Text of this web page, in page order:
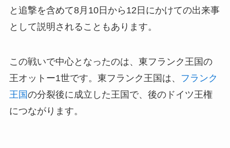
と追撃を含めて8月10日から12日にかけての出来事
として説明されることもあります。
この戦いで中心となったのは、東フランク王国の
王オットー1世です。東フランク王国は、
フランク
王国の分裂後に成立した王国で、後のドイツ王権
につながります。